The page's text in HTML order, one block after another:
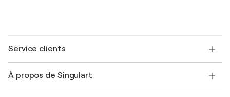
Service clients
Expédition
À propos de Singulart